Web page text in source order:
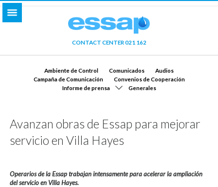
CONTACT CENTER 021 162
Ambiente de Control Comunicados
Audios
Campaña de Comunicación
Convenios de Cooperación
Informe de prensa
Generales
Avanzan obras de Essap para mejorar
servicio en Villa Hayes
Operarios de la Essap trabajan intensamente para acelerar la ampliación
del servicio en Villa Hayes.